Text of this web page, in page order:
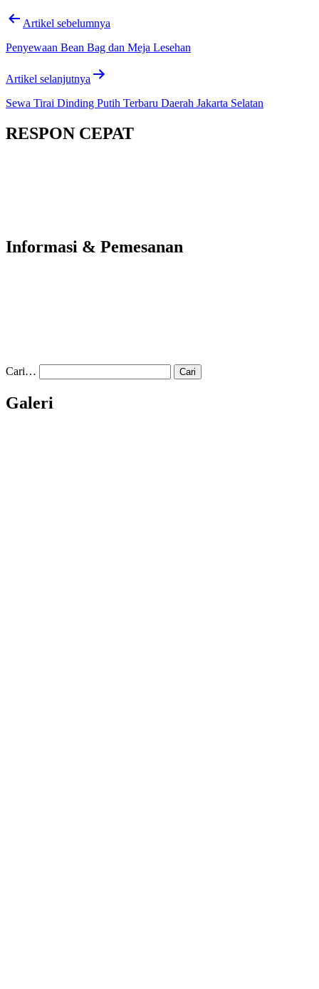
Artikel sebelumnya
Penyewaan Bean Bag dan Meja Lesehan
Artikel selanjutnya
Sewa Tirai Dinding Putih Terbaru Daerah Jakarta Selatan
RESPON CEPAT
Informasi & Pemesanan
Cari…
Galeri